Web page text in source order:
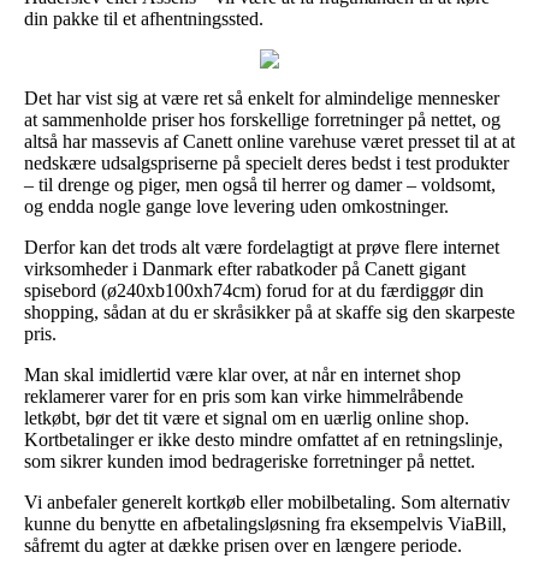
din pakke til et afhentningssted.
Det har vist sig at være ret så enkelt for almindelige mennesker
at sammenholde priser hos forskellige forretninger på nettet, og
altså har massevis af Canett online varehuse været presset til at at
nedskære udsalgspriserne på specielt deres bedst i test produkter
– til drenge og piger, men også til herrer og damer – voldsomt,
og endda nogle gange love levering uden omkostninger.
Derfor kan det trods alt være fordelagtigt at prøve flere internet
virksomheder i Danmark efter rabatkoder på Canett gigant
spisebord (ø240xb100xh74cm) forud for at du færdiggør din
shopping, sådan at du er skråsikker på at skaffe sig den skarpeste
pris.
Man skal imidlertid være klar over, at når en internet shop
reklamerer varer for en pris som kan virke himmelråbende
letkøbt, bør det tit være et signal om en uærlig online shop.
Kortbetalinger er ikke desto mindre omfattet af en retningslinje,
som sikrer kunden imod bedrageriske forretninger på nettet.
Vi anbefaler generelt kortkøb eller mobilbetaling. Som alternativ
kunne du benytte en afbetalingsløsning fra eksempelvis ViaBill,
såfremt du agter at dække prisen over en længere periode.